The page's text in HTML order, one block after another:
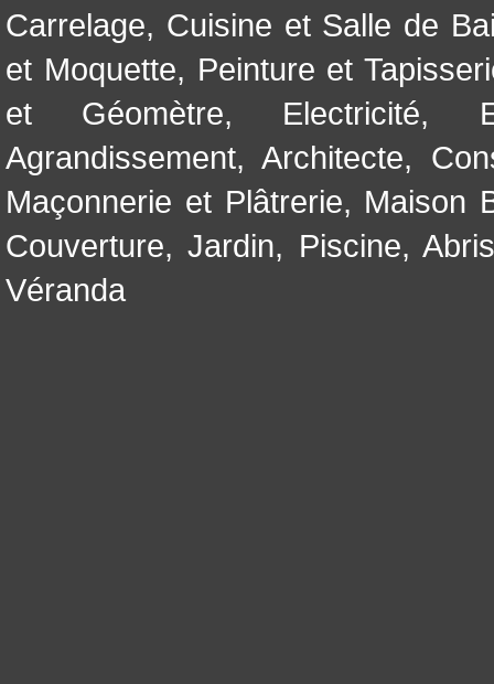
Carrelage, Cuisine et Salle de
et Moquette, Peinture et
et Géomètre, Electricité,
Agrandissement, Architecte,
Maçonnerie et Plâtrerie, Maison
Couverture,Jardin, Piscine,
Véranda